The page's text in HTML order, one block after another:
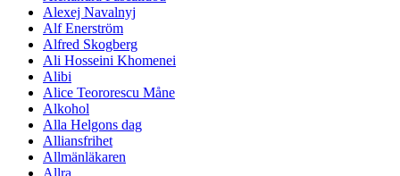
Alexej Navalnyj
Alf Enerström
Alfred Skogberg
Ali Hosseini Khomenei
Alibi
Alice Teororescu Måne
Alkohol
Alla Helgons dag
Alliansfrihet
Allmänläkaren
Allra